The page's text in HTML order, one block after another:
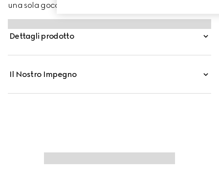
una sola goccia di prodotto. La formula leggera, dalla
finitura opaca e radiosa, offre idratazione alla pelle e
aiuta a lenirla, mettendone in risalto la luminosità
naturale. Attraverso la combinazione di polveri ad alta
garantisce una copertura uniforme e impeccabile tutto il
Dettagli prodotto
Il Nostro Impegno